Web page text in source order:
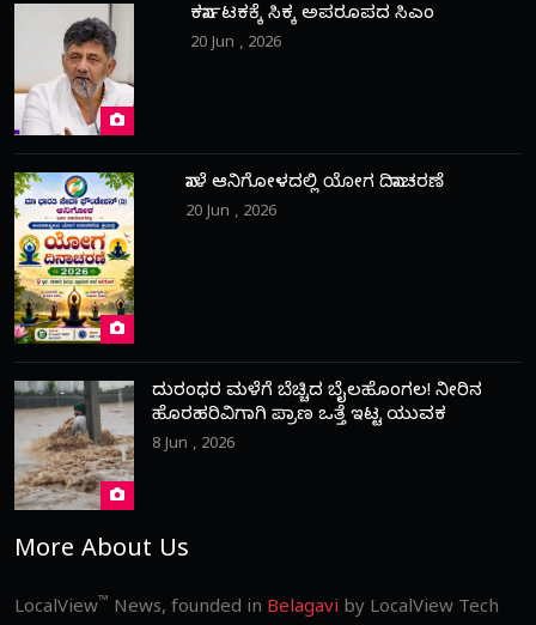
ಕರ್ನಾಟಕಕ್ಕೆ ಸಿಕ್ಕ ಅಪರೂಪದ ಸಿಎಂ
20 Jun , 2026
ನಾಳೆ ಆನಿಗೋಳದಲ್ಲಿ ಯೋಗ ದಿನಾಚರಣೆ
20 Jun , 2026
ದುರಂಧರ ಮಳೆಗೆ ಬೆಚ್ಚಿದ ಬೈಲಹೊಂಗಲ! ನೀರಿನ
ಹೊರಹರಿವಿಗಾಗಿ ಪ್ರಾಣ ಒತ್ತೆ ಇಟ್ಟ ಯುವಕ
8 Jun , 2026
More About Us
LocalView™ News, founded in Belagavi by LocalView Tech